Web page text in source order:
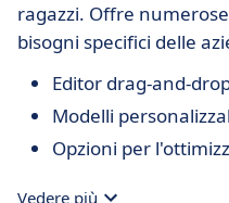
ragazzi. Offre
bisogni specifici delle
Editor drag-and-
Modelli
Opzioni per
Vedere più